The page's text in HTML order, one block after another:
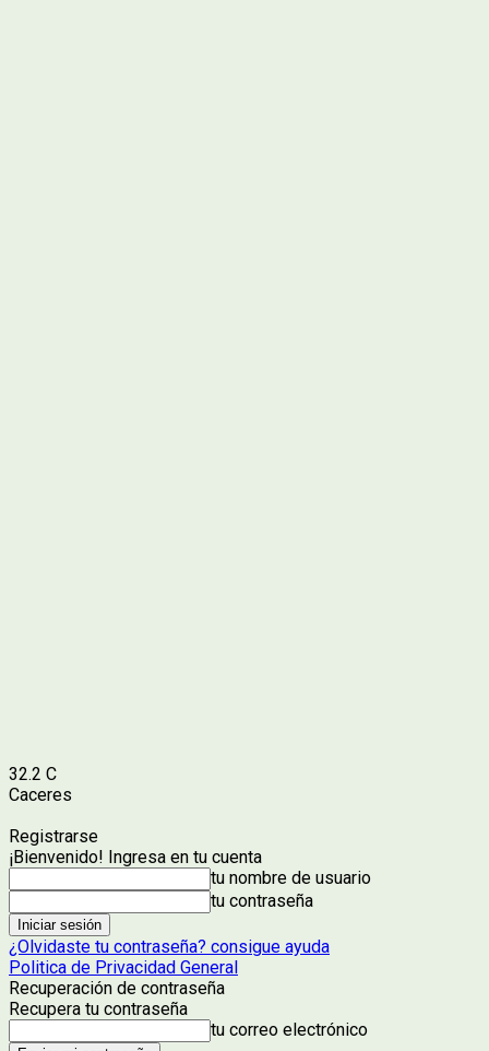
32.2 C
Caceres
Registrarse
¡Bienvenido! Ingresa en tu cuenta
tu nombre de usuario
tu contraseña
¿Olvidaste tu contraseña? consigue ayuda
Politica de Privacidad General
Recuperación de contraseña
Recupera tu contraseña
tu correo electrónico